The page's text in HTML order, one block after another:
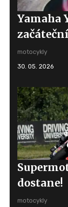
Yamaha
motocykly
30. 05. 2026
dostane!
motocykly